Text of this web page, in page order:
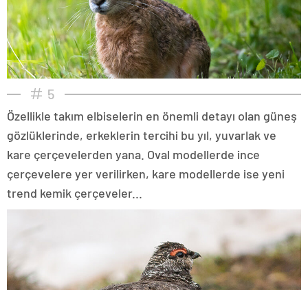
5
Özellikle takım elbiselerin en önemli detayı olan güneş
gözlüklerinde, erkeklerin tercihi bu yıl, yuvarlak ve
kare çerçevelerden yana. Oval modellerde ince
çerçevelere yer verilirken, kare modellerde ise yeni
trend kemik çerçeveler...